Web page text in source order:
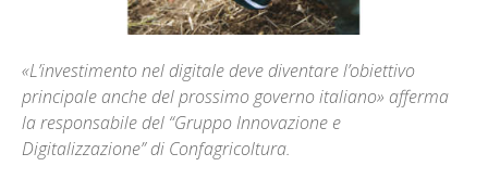
«L’investimento nel digitale deve diventare l’obiettivo
principale anche del prossimo governo italiano» afferma
la responsabile del “Gruppo Innovazione e
Digitalizzazione” di Confagricoltura.